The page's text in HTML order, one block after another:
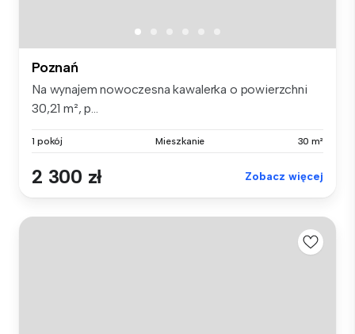
Poznań
Na wynajem nowoczesna kawalerka o powierzchni
30,21 m², p...
1 pokój Mieszkanie 30 m²
2 300 zł Zobacz więcej